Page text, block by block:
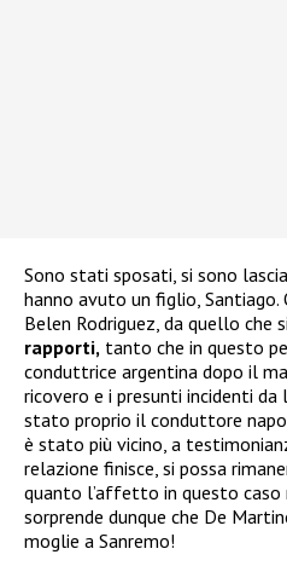
Sono stati sposati, si sono
hanno avuto un figlio,
Belen Rodriguez, da quello che
rapporti, tanto che in questo
conduttrice argentina dopo il
ricovero e i presunti incidenti
stato proprio il conduttore
è stato più vicino, a
relazione finisce, si possa
quanto l’affetto in questo caso
sorprende dunque che De
moglie a Sanremo!